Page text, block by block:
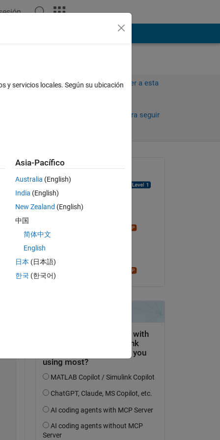
Iniciar sesión para responder a esta
Iniciar sesión para seguir
muhammad choudhry
el 17 de Jul. de 2022
el 17 de Jul. de 2022
Aceptada:
y servicios locales. Según su ubicación
Asia-Pacífico
Australia (English)
India (English)
New Zealand (English)
中国
简体中文
English
日本 (日本語)
한국 (한국어)